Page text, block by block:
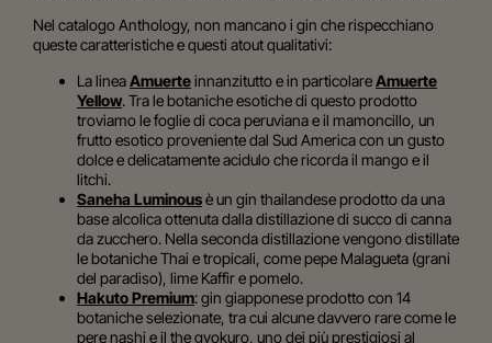
Nel catalogo Anthology, non mancano i gin che rispecchiano
queste caratteristiche e questi atout qualitativi:
La lineaAmuerteinnanzitutto e in particolareAmuerte
Yellow. Tra le botaniche esotiche di questo prodotto
troviamo le foglie di coca peruviana e il mamoncillo, un
frutto esoticoproveniente dal Sud America con un gusto
dolce e delicatamente acidulo che ricorda il mango e il
litchi.
Saneha Luminousè un gin thailandese prodotto da una
base alcolica ottenuta dalla distillazione di succo di canna
da zucchero. Nella seconda distillazione vengono distillate
le botaniche Thai e tropicali, come pepe Malagueta (grani
del paradiso), lime Kaffir e pomelo.
Hakuto Premium: gin giapponese prodotto con 14
botaniche selezionate, tra cui alcune davvero rare come le
pere nashi e il the gyokuro, uno dei più prestigiosi al